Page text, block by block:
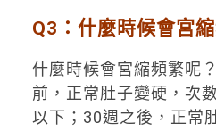
Q3：什麼時候會宮
什麼時候會宮縮頻繁呢
前，正常肚子變硬，次
以下；30週之後，正常